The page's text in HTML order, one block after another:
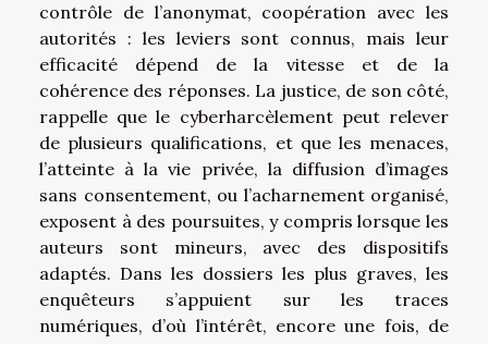
contrôle de l’anonymat, coopération avec les
autorités : les leviers sont connus, mais leur
efficacité dépend de la vitesse et de la
cohérence des réponses. La justice, de son côté,
rappelle que le cyberharcèlement peut relever
de plusieurs qualifications, et que les menaces,
l’atteinte à la vie privée, la diffusion d’images
sans consentement, ou l’acharnement organisé,
exposent à des poursuites, y compris lorsque les
auteurs sont mineurs, avec des dispositifs
adaptés. Dans les dossiers les plus graves, les
enquêteurs s’appuient sur les traces
numériques, d’où l’intérêt, encore une fois, de